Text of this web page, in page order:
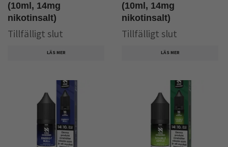
(10ml, 14mg
nikotinsalt)
Tillfälligt slut
LÄS MER
(10ml, 14mg
nikotinsalt)
Tillfälligt slut
LÄS MER